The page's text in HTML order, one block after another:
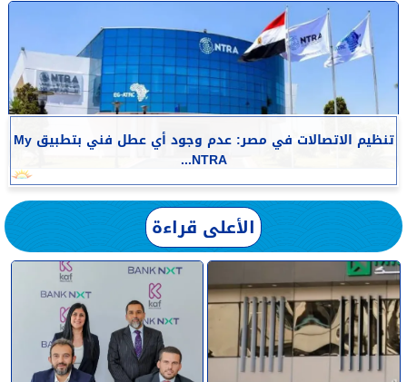
تنظيم الاتصالات في مصر: عدم وجود أي عطل فني بتطبيق My
NTRA...
الأعلى قراءة